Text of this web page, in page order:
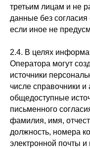
третьим лицам и не
данные без
если иное не
2.4. В целях
Оператора могут
источники
числе справочники
общедоступные
письменного
фамилия, имя,
должность, номера
электронной почты